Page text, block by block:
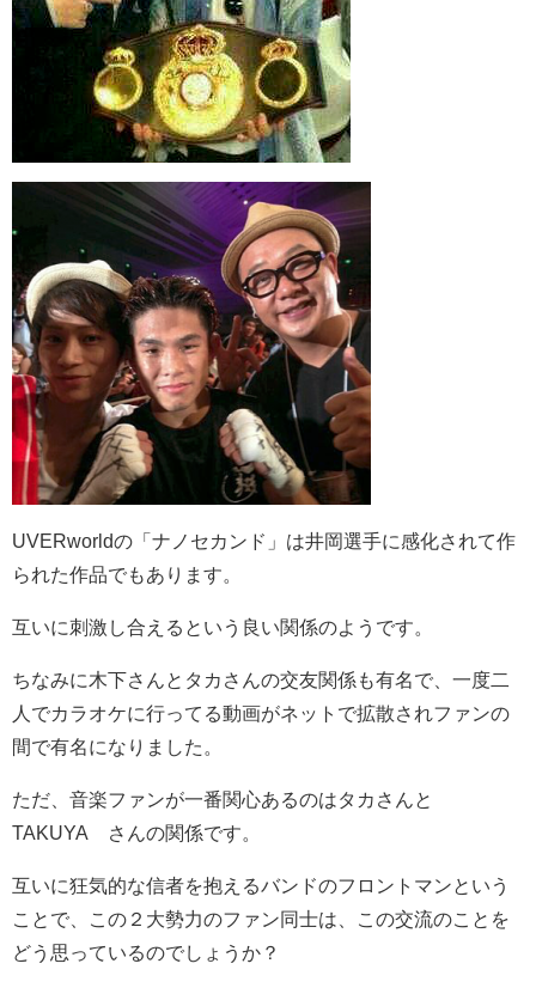
UVERworldの「ナノセカンド」は井岡選手に感化されて作
られた作品でもあります。
互いに刺激し合えるという良い関係のようです。
ちなみに木下さんとタカさんの交友関係も有名で、一度二
人でカラオケに行ってる動画がネットで拡散されファンの
間で有名になりました。
ただ、音楽ファンが一番関心あるのはタカさんと
TAKUYA∞さんの関係です。
互いに狂気的な信者を抱えるバンドのフロントマンという
ことで、この２大勢力のファン同士は、この交流のことを
どう思っているのでしょうか？